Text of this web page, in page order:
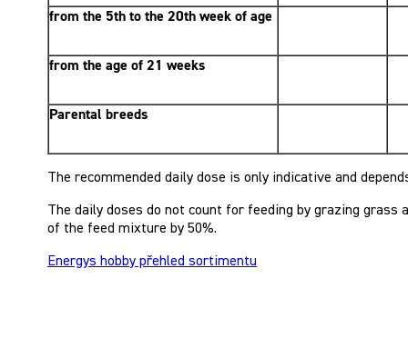
from the 5th to the 20th week of age
from the age of 21 weeks
Parental breeds
The recommended daily dose is only indicative and
The daily doses do not count for feeding by grazing
of the feed mixture by 50%.
Energys hobby přehled sortimentu